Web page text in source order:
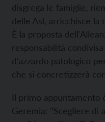
disgrega le famiglie,
delle Asl, arricchisce la
È la proposta
responsabilità
d'azzardo patologico
che si concretizzerà
Il primo appuntamento
Geremia: “Scegliere di